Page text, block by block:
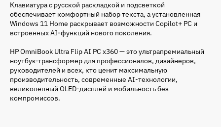
Клавиатура с русской раскладкой и подсветкой
обеспечивает комфортный набор текста, а установленная
Windows 11 Home раскрывает возможности Copilot+ PC и
встроенных AI-функций нового поколения.
HP OmniBook Ultra Flip AI PC x360 — это ультрапремиальный
ноутбук-трансформер для профессионалов, дизайнеров,
руководителей и всех, кто ценит максимальную
производительность, современные AI-технологии,
великолепный OLED-дисплей и мобильность без
компромиссов.